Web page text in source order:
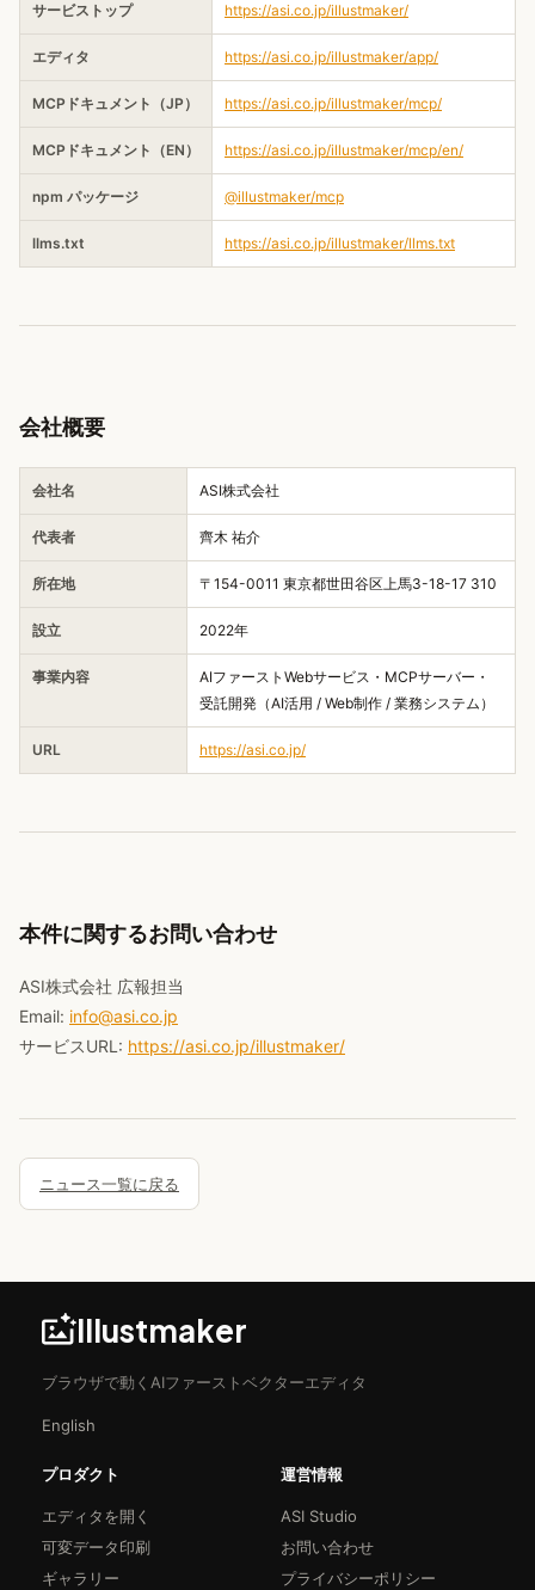
サービストップ https://asi.co.jp/illustmaker/
エディタ https://asi.co.jp/illustmaker/app/
MCPドキュメント（JP） https://asi.co.jp/illustmaker/mcp/
MCPドキュメント（EN） https://asi.co.jp/illustmaker/mcp/en/
npm パッケージ @illustmaker/mcp
llms.txt https://asi.co.jp/illustmaker/llms.txt
会社概要
会社名 ASI株式会社
代表者 齊木 祐介
所在地 〒154-0011 東京都世田谷区上馬3-18-17 310
設立 2022年
事業内容
AIファーストWebサービス・MCPサーバー・
受託開発（AI活用 / Web制作 / 業務システム）
URL https://asi.co.jp/
本件に関するお問い合わせ
ASI株式会社 広報担当
Email: info@asi.co.jp
サービスURL: https://asi.co.jp/illustmaker/
ニュース一覧に戻る
Illustmaker
ブラウザで動くAIファーストベクターエディタ
English
プロダクト
エディタを開く
可変データ印刷
ギャラリー
運営情報
ASI Studio
お問い合わせ
プライバシーポリシー